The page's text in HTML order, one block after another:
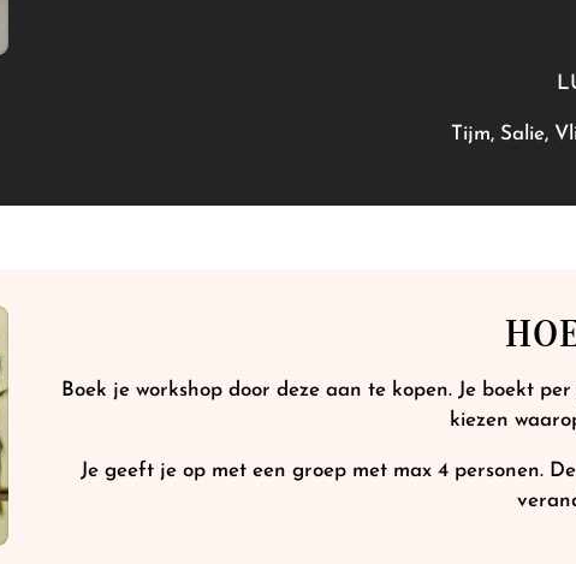
Tijm, Salie,
Boek je workshop door deze aan te kopen. Je boekt
kiezen
Je geeft je op met een groep met max 4 personen.